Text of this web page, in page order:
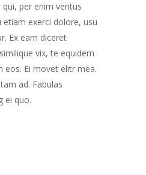
per enim veritus
exerci dolore, usu
Ex eam diceret
vix, te equidem
eos. Ei movet elitr mea.
ad. Fabulas
ei quo.